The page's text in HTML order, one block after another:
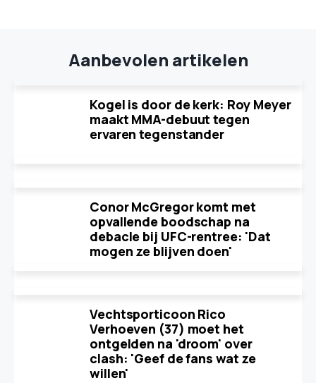
Aanbevolen artikelen
Kogel is door de kerk: Roy Meyer
maakt MMA-debuut tegen
ervaren tegenstander
Conor McGregor komt met
opvallende boodschap na
debacle bij UFC-rentree: 'Dat
mogen ze blijven doen'
Vechtsporticoon Rico
Verhoeven (37) moet het
ontgelden na 'droom' over
clash: 'Geef de fans wat ze
willen'